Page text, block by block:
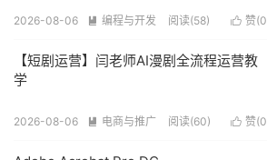
 赞(0
2026-08-06  编程与开发 阅读(58)
【短剧运营】闫老师AI漫剧全流程运营教
学
 赞(0
2026-08-06  电商与推广 阅读(60)